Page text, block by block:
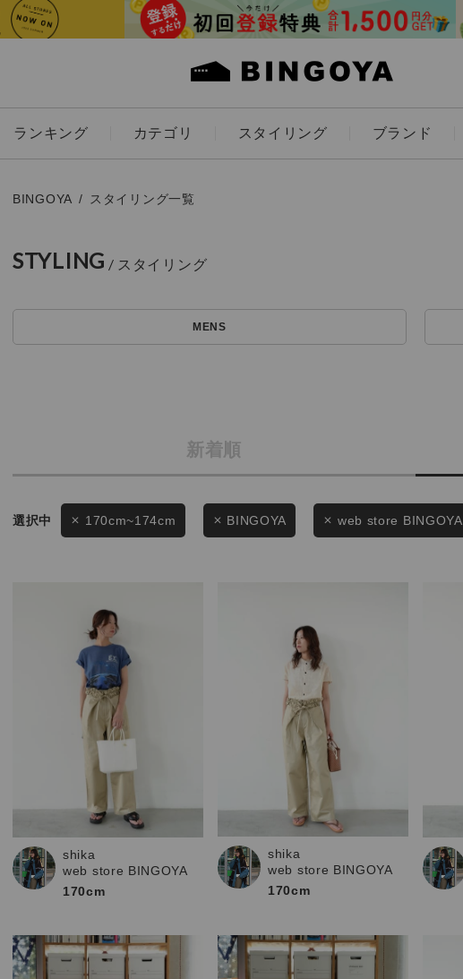
ランキング カテゴリ スタイリング ブランド
カテゴリから探す
スタイリングから探す
ブランドから探す
お知らせ・ご利用ガイド
お知らせ
ご利用ガイド
ギフトラッピング
お問い合わせ
LADIES KIDS
価格
セール価格
この条件で絞り込む
BINGOYA スタイリング一覧
STYLING
MENS
新着順
170cm~174cm BINGOYA web store BINGOYA
shika
web store BINGOYA
170cm
shika
web store BINGOYA
170cm